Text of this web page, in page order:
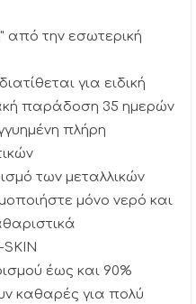
από την εσωτερική
για ειδική
παράδοση 35 ημερών
πλήρη
των μεταλλικών
μόνο νερό και
έως και 90%
καθαρές για πολύ